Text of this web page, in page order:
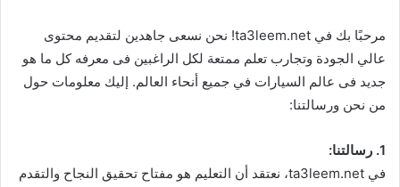
مرحبًا بك في ta3leem.net! نحن نسعى جاهدين لتقديم محتوى
عالي الجودة وتجارب تعلم ممتعة لكل الراغبين فى معرفه كل ما هو
جديد فى عالم السيارات في جميع أنحاء العالم. إليك معلومات حول
من نحن ورسالتنا:
1. رسالتنا:
في ta3leem.net، نعتقد أن التعليم هو مفتاح تحقيق النجاح والتقدم